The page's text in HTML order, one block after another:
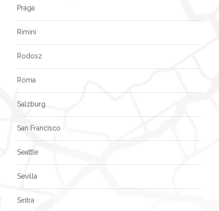
Prága
Rimini
Rodosz
Róma
Salzburg
San Francisco
Seattle
Sevilla
Sintra